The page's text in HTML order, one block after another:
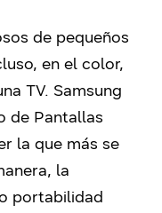
de pequeños
en el color,
TV. Samsung
de Pantallas
la que más se
la
portabilidad